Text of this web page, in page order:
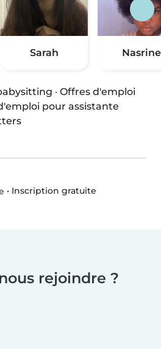
Sarah Nasrine
· Offres d'emploi
pour assistante
• Inscription gratuite
rejoindre ?